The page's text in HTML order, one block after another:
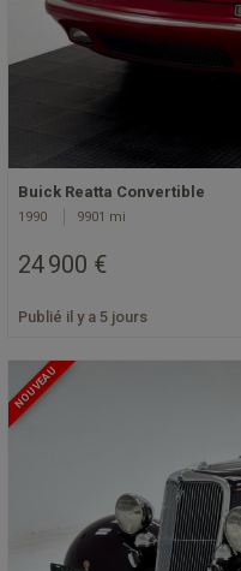
Buick Reatta Convertible
1990 9901 mi
24 900 €
Publié il y a 5 jours
NOUVEAU